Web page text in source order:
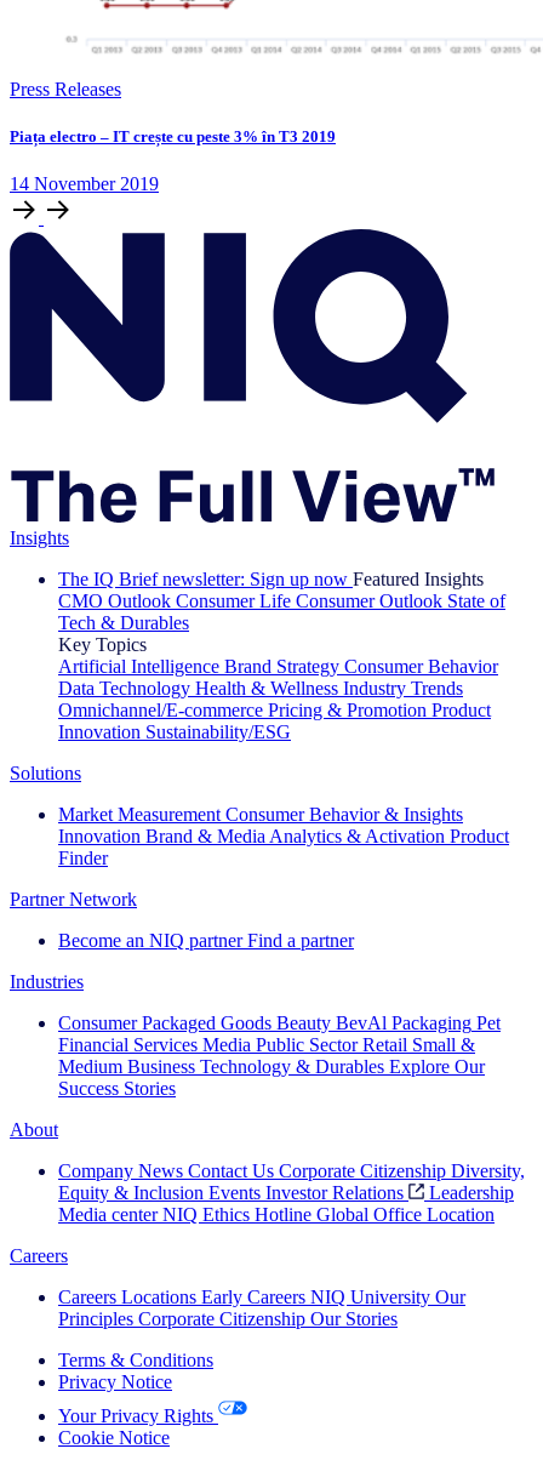
Press Releases
Piața electro – IT crește cu peste 3% în T3 2019
14 November 2019
Insights
The IQ Brief newsletter: Sign up now Featured Insights
CMO Outlook Consumer Life Consumer Outlook State of
Tech & Durables
Key Topics
Artificial Intelligence Brand Strategy Consumer Behavior
Data Technology Health & Wellness Industry Trends
Omnichannel/E-commerce Pricing & Promotion Product
Innovation Sustainability/ESG
Solutions
Market Measurement Consumer Behavior & Insights
Innovation Brand & Media Analytics & Activation Product
Finder
Partner Network
Become an NIQ partner Find a partner
Industries
Consumer Packaged Goods Beauty BevAl Packaging Pet
Financial Services Media Public Sector Retail Small &
Medium Business Technology & Durables Explore Our
Success Stories
About
Company News Contact Us Corporate Citizenship Diversity,
Equity & Inclusion Events Investor Relations
Leadership
Media center NIQ Ethics Hotline Global Office Location
Careers
Careers Locations Early Careers NIQ University Our
Principles Corporate Citizenship Our Stories
Terms & Conditions
Privacy Notice
Your Privacy Rights
Cookie Notice